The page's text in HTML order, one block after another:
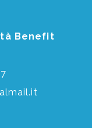
Benefit